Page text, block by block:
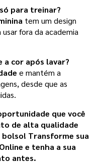
para treinar?
tem um design
fora da academia
a cor após lavar?
e mantém a
desde que as
que você
de alta qualidade
bolso! Transforme sua
e tenha a sua
antes.